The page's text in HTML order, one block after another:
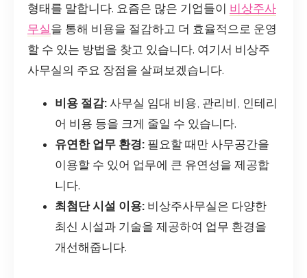
형태를 말합니다. 요즘은 많은 기업들이 비상주사
무실을 통해 비용을 절감하고 더 효율적으로 운영
할 수 있는 방법을 찾고 있습니다. 여기서 비상주
사무실의 주요 장점을 살펴보겠습니다.
비용 절감: 사무실 임대 비용, 관리비, 인테리
어 비용 등을 크게 줄일 수 있습니다.
유연한 업무 환경: 필요할 때만 사무공간을
이용할 수 있어 업무에 큰 유연성을 제공합
니다.
최첨단 시설 이용: 비상주사무실은 다양한
최신 시설과 기술을 제공하여 업무 환경을
개선해줍니다.